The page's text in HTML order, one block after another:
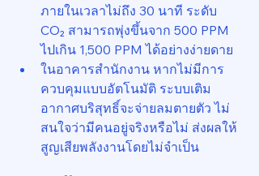
ภายในเวลาไม่ถึง 30 นาที ระดับ
CO₂ สามารถพุ่งขึ้นจาก 500 PPM
ไปเกิน 1,500 PPM ได้อย่างง่ายดาย
ในอาคารสำนักงาน หากไม่มีการ
ควบคุมแบบอัตโนมัติ ระบบเติม
อากาศบริสุทธิ์จะจ่ายลมตายตัว ไม่
สนใจว่ามีคนอยู่จริงหรือไม่ ส่งผลให้
สูญเสียพลังงานโดยไม่จำเป็น